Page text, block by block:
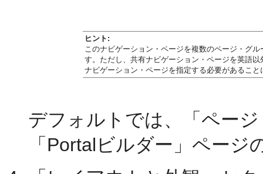
ヒント:
このナビゲーション・ページを複数のページ・グ
す。ただし、共有ナビゲーション・ページを英語
ナビゲーション・ページを指定する必要があること
デフォルトでは、「ペー
「Portalビルダー」ペー